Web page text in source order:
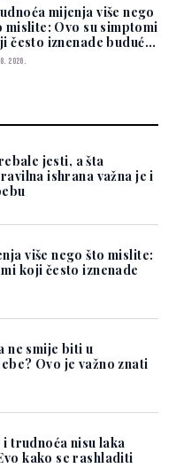
mijenja više nego
mislite: Ovo su simptomi
često iznenade buduće
2026.
jesti, a šta
ishrana važna je i
više nego što mislite:
koji često iznenade
ne smije biti u
Ovo je važno znati
trudnoća nisu laka
kako se rashladiti